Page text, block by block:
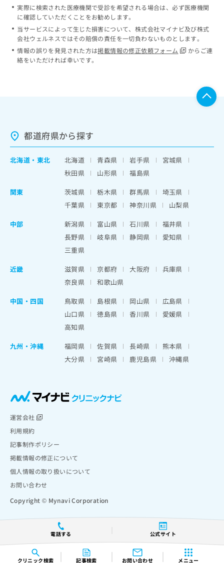
クリニック検索 記事検索 お問い合わせ メニュー
電話する 公式サイト
実際に検索された医療機関で受診を希望される場合は、必ず医療機関
に確認していただくことをお勧めします。
当サービスによって生じた損害について、株式会社マイナビ及び株式
会社ウェルネスではその賠償の責任を一切負わないものとします。
情報の誤りを発見された方は掲載情報の修正依頼フォーム
からご連
絡をいただければ幸いです。
都道府県から探す
北海道 ・ 東北 北海道 青森県 岩手県
宮城県
秋田県
山形県
福島県
関東
茨城県 栃木県 群馬県
埼玉県
千葉県
東京都 神奈川県
山梨県
中部
新潟県 富山県 石川県
福井県
長野県
岐阜県 静岡県
愛知県
三重県
近畿
滋賀県 京都府 大阪府
兵庫県
奈良県
和歌山県
中国・四国
鳥取県 島根県 岡山県
広島県
山口県
徳島県 香川県
愛媛県
高知県
九州・沖縄
福岡県 佐賀県 長崎県
熊本県
大分県
宮崎県 鹿児島県 沖縄県
運営会社
利用規約
記事制作ポリシー
掲載情報の修正について
個人情報の取り扱いについて
お問い合わせ
Copyright © Mynavi Corporation